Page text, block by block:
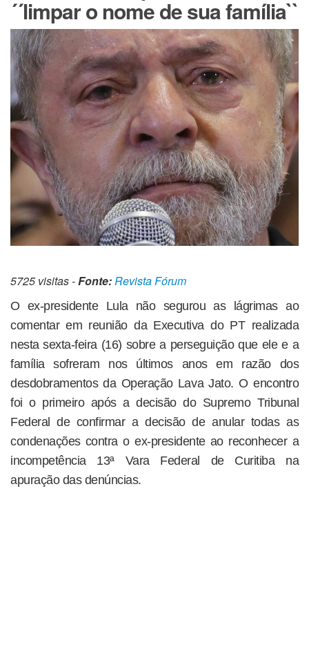
´´limpar o nome de sua família``
5725 visitas -Fonte:Revista Fórum
O ex-presidente Lula não segurou as lágrimas ao
comentar em reunião da Executiva do PT realizada
nesta sexta-feira (16) sobre a perseguição que ele e a
família sofreram nos últimos anos em razão dos
desdobramentos da Operação Lava Jato. O encontro
foi o primeiro após a decisão do Supremo Tribunal
Federal de confirmar a decisão de anular todas as
condenações contra o ex-presidente ao reconhecer a
incompetência 13ª Vara Federal de Curitiba na
apuração das denúncias.